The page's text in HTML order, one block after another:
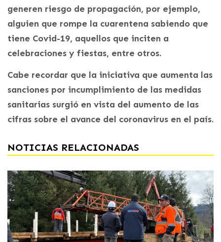
generen riesgo de propagación, por ejemplo,
alguien que rompe la cuarentena sabiendo que
tiene Covid-19, aquellos que inciten a
celebraciones y fiestas, entre otros.
Cabe recordar que la iniciativa que aumenta las
sanciones por incumplimiento de las medidas
sanitarias surgió en vista del aumento de las
cifras sobre el avance del coronavirus en el país.
NOTICIAS RELACIONADAS